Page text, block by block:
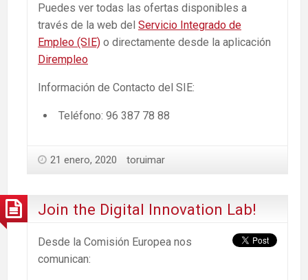
Puedes ver todas las ofertas disponibles a
través de la web del Servicio Integrado de
Empleo (SIE) o directamente desde la aplicación
Dirempleo
Información de Contacto del SIE:
Teléfono: 96 387 78 88
21 enero, 2020 toruimar
Join the Digital Innovation Lab!
Desde la Comisión Europea nos
comunican: